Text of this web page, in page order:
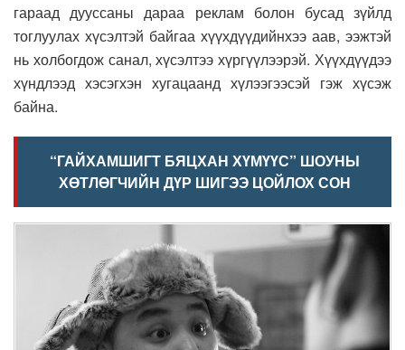
гараад дууссаны дараа реклам болон бусад зүйлд
тоглуулах хүсэлтэй байгаа хүүхдүүдийнхээ аав, ээжтэй
нь холбогдож санал, хүсэлтээ хүргүүлээрэй. Хүүхдүүдээ
хүндлээд хэсэгхэн хугацаанд хүлээгээсэй гэж хүсэж
байна.
“ГАЙХАМШИГТ БЯЦХАН ХҮМҮҮС” ШОУНЫ
ХӨТЛӨГЧИЙН ДҮР ШИГЭЭ ЦОЙЛОХ СОН